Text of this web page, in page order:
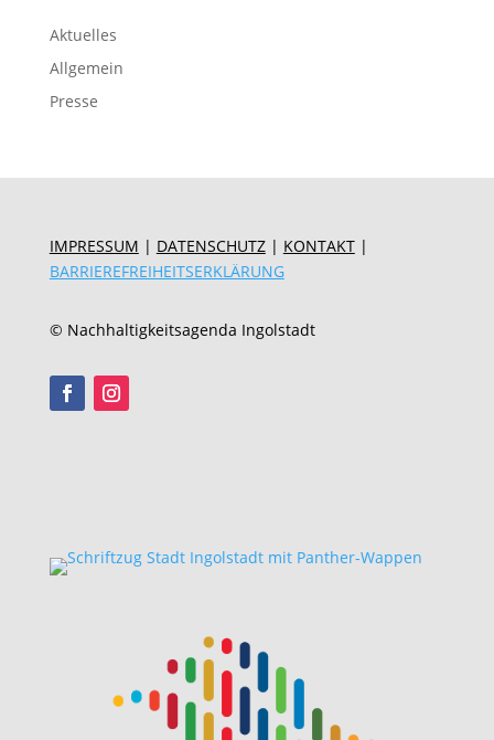
Aktuelles
Allgemein
Presse
IMPRESSUM | DATENSCHUTZ| KONTAKT |
BARRIEREFREIHEITSERKLÄRUNG
© Nachhaltigkeitsagenda Ingolstadt